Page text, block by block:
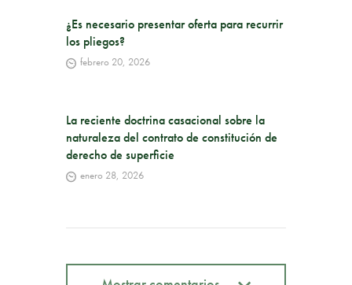
¿Es necesario presentar oferta para recurrir
los pliegos?
febrero 20, 2026
La reciente doctrina casacional sobre la
naturaleza del contrato de constitución de
derecho de superficie
enero 28, 2026